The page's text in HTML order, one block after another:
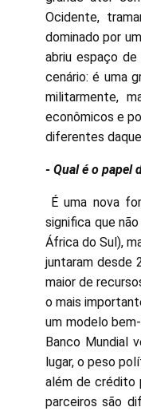
Ocidente,
dominado por
abriu espaço
cenário: é uma
militarmente,
econômicos e
diferentes
- Qual é o papel
É uma nova
significa que
África do Sul),
juntaram desde
maior de
o mais
um modelo
Banco Mundial
lugar, o peso
além de crédito
parceiros são